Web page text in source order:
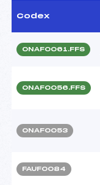
Codex
ONAF0061.FFS
ONAF0056.FFS
ONAF0053
FAUF0084